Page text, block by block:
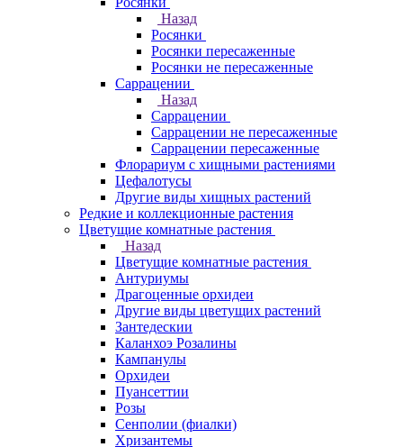
Назад
Росянки
Росянки пересаженные
Росянки не пересаженные
Саррацении
Назад
Саррацении
Саррацении не пересаженные
Саррацении пересаженные
Флорариум с хищными растениями
Цефалотусы
Другие виды хищных растений
Редкие и коллекционные растения
Цветущие комнатные растения
Назад
Цветущие комнатные растения
Антуриумы
Драгоценные орхидеи
Другие виды цветущих растений
Зантедескии
Каланхоэ Розалины
Кампанулы
Орхидеи
Пуансеттии
Розы
Сенполии (фиалки)
Хризантемы